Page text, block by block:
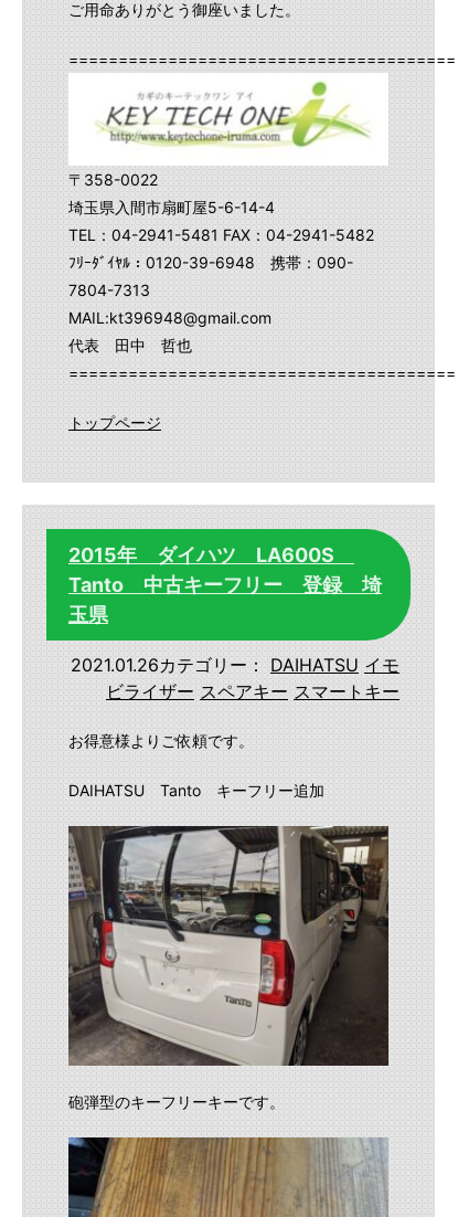
ご用命ありがとう御座いました。
〒358-0022
埼玉県入間市扇町屋5-6-14-4
TEL：04-2941-5481 FAX：04-2941-5482
ﾌﾘｰﾀﾞｲﾔﾙ：0120-39-6948 携帯：090-
7804-7313
MAIL:kt396948@gmail.com
代表 田中 哲也
トップページ
2015年 ダイハツ LA600S
Tanto 中古キーフリー 登録 埼
玉県
2021.01.26カテゴリー： DAIHATSU イモ
ビライザー スペアキー スマートキー
お得意様よりご依頼です。
DAIHATSU Tanto キーフリー追加
砲弾型のキーフリーキーです。